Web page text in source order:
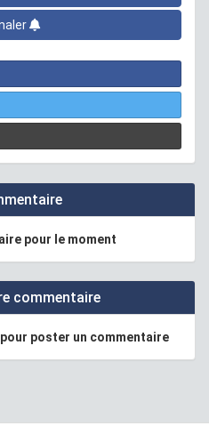
pour le moment
commentaire
pour poster un commentaire